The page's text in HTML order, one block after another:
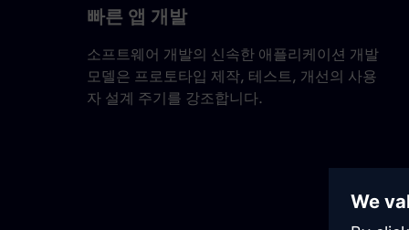
빠른 앱 개발
소프트웨어 개발의 신속한 애플리케이션 개발
모델은 프로토타입 제작, 테스트, 개선의 사용
자 설계 주기를 강조합니다.